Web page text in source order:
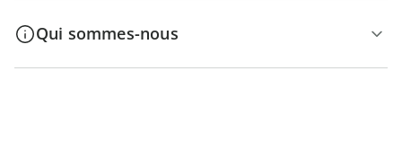
Qui sommes-nous